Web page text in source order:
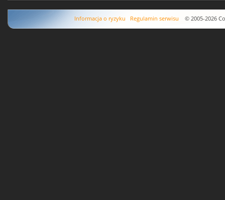
Informacja o ryzyku Regulamin serwisu © 2005-2026